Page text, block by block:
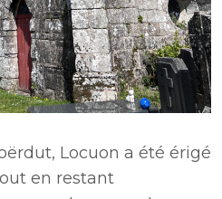
Locuon a été érigé
en restant